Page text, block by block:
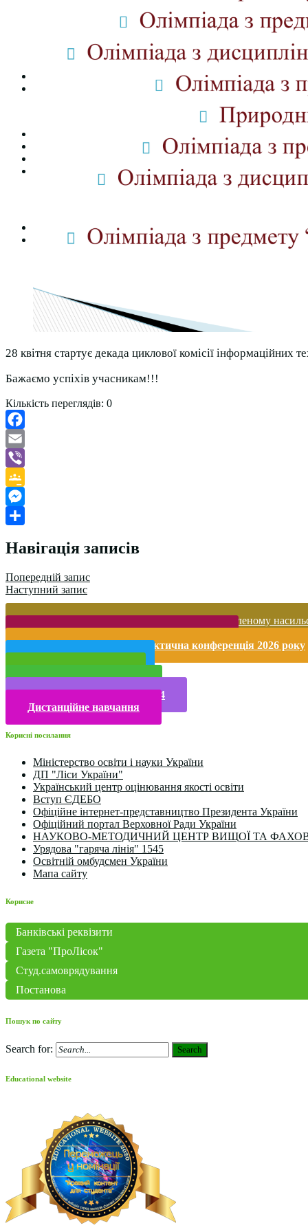
Документація. Карантин
Документація. Воєнний стан
Центр кар’єри та працевлаштування
Центр дуальної освіти
Неформальна та інформальна освіта
Міжнародне співробітництво
Міжнародне співробітництво для студентів
Кваліфікаційний центр МФК
Нормативно-правова база
Майстри сервісних центрів
Про формальну, неформальну та інформальну освіту
28 квітня стартує декада циклової комісії інформаційних
Бажаємо успіхів учасникам!!!
Кількість переглядів: 0
Facebook
Email
Viber
Google
Classroom
Messenger
Навігація записів
Попередній запис
Наступний запис
Запобігання домашньому та гендерно-зумовленому
Міжнародна науково-практична конференція 2026 року
Конкурси та олімпіади 2024
Дистанційне навчання
Корисні посилання
Міністерство освіти і науки України
ДП "Ліси України"
Український центр оцінювання якості освіти
Вступ ЄДЕБО
Офіційне інтернет-представництво Президента України
Офіційний портал Верховної Ради України
НАУКОВО-МЕТОДИЧНИЙ ЦЕНТР ВИЩОЇ ТА
Урядова "гаряча лінія" 1545
Освітній омбудсмен України
Мапа сайту
Корисне
Банківські реквізити
Газета "ПроЛісок"
Студ.самоврядування
Постанова
Пошук по сайту
Search for: Search
Educational website